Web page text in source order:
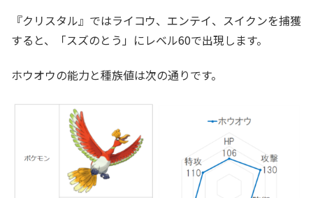
『クリスタル』ではライコウ、エンテイ、スイクンを捕獲
すると、「スズのとう」にレベル60で出現します。
ホウオウの能力と種族値は次の通りです。